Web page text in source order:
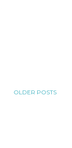
OLDER POSTS